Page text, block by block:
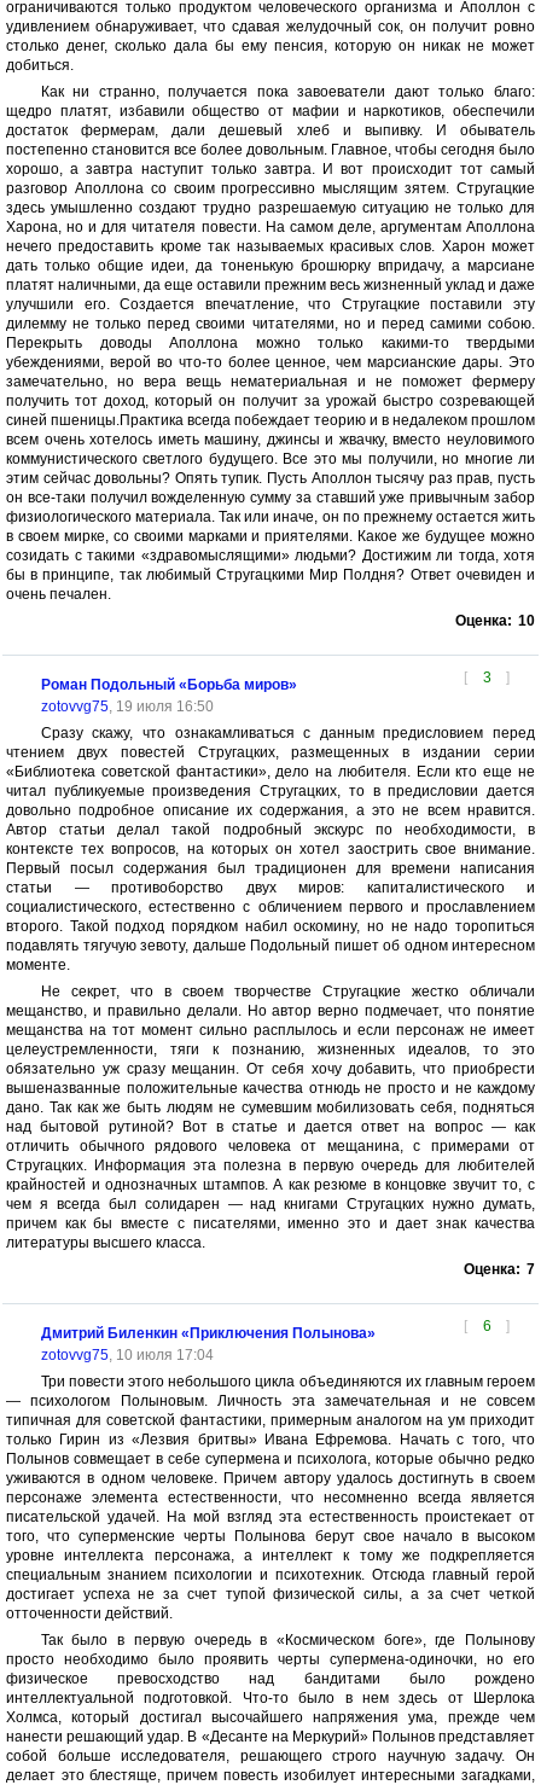
ограничиваются только продуктом человеческого организма и Аполлон с
удивлением обнаруживает, что сдавая желудочный сок, он получит ровно
столько денег, сколько дала бы ему пенсия, которую он никак не может
добиться.
Как ни странно, получается пока завоеватели дают только благо:
щедро платят, избавили общество от мафии и наркотиков, обеспечили
достаток фермерам, дали дешевый хлеб и выпивку. И обыватель
постепенно становится все более довольным. Главное, чтобы сегодня было
хорошо, а завтра наступит только завтра. И вот происходит тот самый
разговор Аполлона со своим прогрессивно мыслящим зятем. Стругацкие
здесь умышленно создают трудно разрешаемую ситуацию не только для
Харона, но и для читателя повести. На самом деле, аргументам Аполлона
нечего предоставить кроме так называемых красивых слов. Харон может
дать только общие идеи, да тоненькую брошюрку впридачу, а марсиане
платят наличными, да еще оставили прежним весь жизненный уклад и даже
улучшили его. Создается впечатление, что Стругацкие поставили эту
дилемму не только перед своими читателями, но и перед самими собою.
Перекрыть доводы Аполлона можно только какими-то твердыми
убеждениями, верой во что-то более ценное, чем марсианские дары. Это
замечательно, но вера вещь нематериальная и не поможет фермеру
получить тот доход, который он получит за урожай быстро созревающей
синей пшеницы.Практика всегда побеждает теорию и в недалеком прошлом
всем очень хотелось иметь машину, джинсы и жвачку, вместо неуловимого
коммунистического светлого будущего. Все это мы получили, но многие ли
этим сейчас довольны? Опять тупик. Пусть Аполлон тысячу раз прав, пусть
он все-таки получил вожделенную сумму за ставший уже привычным забор
физиологического материала. Так или иначе, он по прежнему остается жить
в своем мирке, со своими марками и приятелями. Какое же будущее можно
созидать с такими «здравомыслящими» людьми? Достижим ли тогда, хотя
бы в принципе, так любимый Стругацкими Мир Полдня? Ответ очевиден и
очень печален.
Оценка: 10
[ 3 ]
Роман Подольный «Борьба миров»
zotovvg75, 19 июля 16:50
Сразу скажу, что ознакамливаться с данным предисловием перед
чтением двух повестей Стругацких, размещенных в издании серии
«Библиотека советской фантастики», дело на любителя. Если кто еще не
читал публикуемые произведения Стругацких, то в предисловии дается
довольно подробное описание их содержания, а это не всем нравится.
Автор статьи делал такой подробный экскурс по необходимости, в
контексте тех вопросов, на которых он хотел заострить свое внимание.
Первый посыл содержания был традиционен для времени написания
статьи — противоборство двух миров: капиталистического и
социалистического, естественно с обличением первого и прославлением
второго. Такой подход порядком набил оскомину, но не надо торопиться
подавлять тягучую зевоту, дальше Подольный пишет об одном интересном
моменте.
Не секрет, что в своем творчестве Стругацкие жестко обличали
мещанство, и правильно делали. Но автор верно подмечает, что понятие
мещанства на тот момент сильно расплылось и если персонаж не имеет
целеустремленности, тяги к познанию, жизненных идеалов, то это
обязательно уж сразу мещанин. От себя хочу добавить, что приобрести
вышеназванные положительные качества отнюдь не просто и не каждому
дано. Так как же быть людям не сумевшим мобилизовать себя, подняться
над бытовой рутиной? Вот в статье и дается ответ на вопрос — как
отличить обычного рядового человека от мещанина, с примерами от
Стругацких. Информация эта полезна в первую очередь для любителей
крайностей и однозначных штампов. А как резюме в концовке звучит то, с
чем я всегда был солидарен — над книгами Стругацких нужно думать,
причем как бы вместе с писателями, именно это и дает знак качества
литературы высшего класса.
Оценка: 7
[ 6 ]
Дмитрий Биленкин «Приключения Полынова»
zotovvg75, 10 июля 17:04
Три повести этого небольшого цикла объединяются их главным героем
— психологом Полыновым. Личность эта замечательная и не совсем
типичная для советской фантастики, примерным аналогом на ум приходит
только Гирин из «Лезвия бритвы» Ивана Ефремова. Начать с того, что
Полынов совмещает в себе супермена и психолога, которые обычно редко
уживаются в одном человеке. Причем автору удалось достигнуть в своем
персонаже элемента естественности, что несомненно всегда является
писательской удачей. На мой взгляд эта естественность проистекает от
того, что суперменские черты Полынова берут свое начало в высоком
уровне интеллекта персонажа, а интеллект к тому же подкрепляется
специальным знанием психологии и психотехник. Отсюда главный герой
достигает успеха не за счет тупой физической силы, а за счет четкой
отточенности действий.
Так было в первую очередь в «Космическом боге», где Полынову
просто необходимо было проявить черты супермена-одиночки, но его
физическое превосходство над бандитами было рождено
интеллектуальной подготовкой. Что-то было в нем здесь от Шерлока
Холмса, который достигал высочайшего напряжения ума, прежде чем
нанести решающий удар. В «Десанте на Меркурий» Полынов представляет
собой больше исследователя, решающего строго научную задачу. Он
делает это блестяще, причем повесть изобилует интересными загадками,